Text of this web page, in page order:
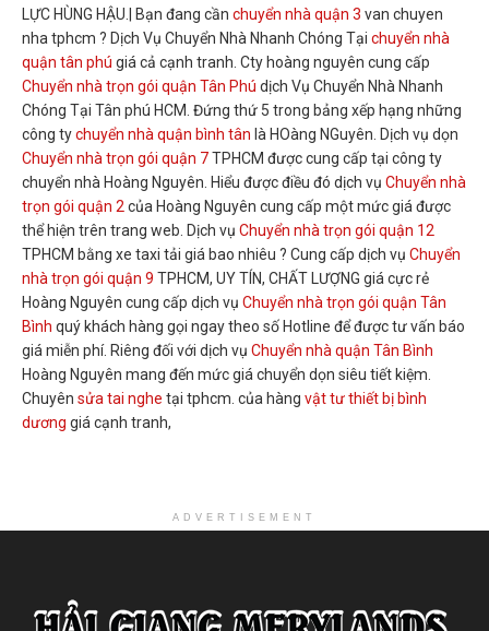
LỰC HÙNG HẬU.| Bạn đang cần chuyển nhà quận 3 van chuyen
nha tphcm ? Dịch Vụ Chuyển Nhà Nhanh Chóng Tại chuyển nhà
quận tân phú giá cả cạnh tranh. Cty hoàng nguyên cung cấp
Chuyển nhà trọn gói quận Tân Phú dịch Vụ Chuyển Nhà Nhanh
Chóng Tại Tân phú HCM. Đứng thứ 5 trong bảng xếp hạng những
công tychuyển nhà quận bình tân là HOàng NGuyên. Dịch vụ dọn
Chuyển nhà trọn gói quận 7TPHCM được cung cấp tại công ty
chuyển nhà Hoàng Nguyên. Hiểu được điều đó dịch vụ Chuyển nhà
trọn gói quận 2 của Hoàng Nguyên cung cấp một mức giá được
thể hiện trên trang web. Dịch vụ Chuyển nhà trọn gói quận 12
TPHCM bằng xe taxi tải giá bao nhiêu ? Cung cấp dịch vụ Chuyển
nhà trọn gói quận 9 TPHCM, UY TÍN, CHẤT LƯỢNG giá cực rẻ
Hoàng Nguyên cung cấp dịch vụ Chuyển nhà trọn gói quận Tân
Bình quý khách hàng gọi ngay theo số Hotline để được tư vấn báo
giá miễn phí. Riêng đối với dịch vụ Chuyển nhà quận Tân Bình
Hoàng Nguyên mang đến mức giá chuyển dọn siêu tiết kiệm.
Chuyên sửa tai nghe tại tphcm. của hàng vật tư thiết bị bình
dương giá cạnh tranh,
ADVERTISEMENT